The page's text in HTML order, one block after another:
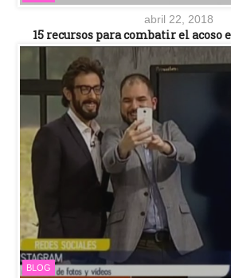
abril 22, 2018
15 recursos para combatir el acoso
BLOG